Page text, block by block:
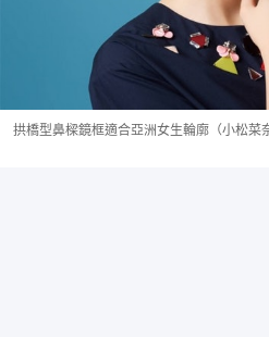
拱橋型鼻樑鏡框適合亞洲女生輪廓（小松